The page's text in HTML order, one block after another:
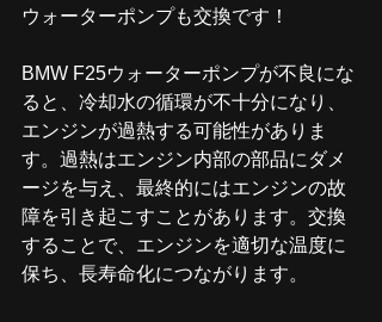
ウォーターポンプも交換です！
BMW F25ウォーターポンプが不良にな
ると、冷却水の循環が不十分になり、
エンジンが過熱する可能性がありま
す。過熱はエンジン内部の部品にダメ
ージを与え、最終的にはエンジンの故
障を引き起こすことがあります。交換
することで、エンジンを適切な温度に
保ち、長寿命化につながります。